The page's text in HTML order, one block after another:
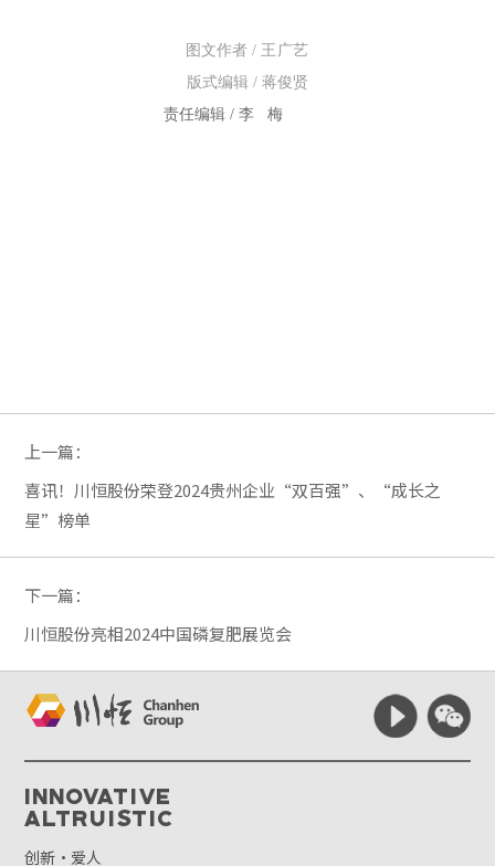
图文作者 / 王广艺
版式编辑 / 蒋俊贤
责任编辑 / 李 梅
上一篇：
喜讯！川恒股份荣登2024贵州企业“双百强”、“成长之
星”榜单
下一篇：
川恒股份亮相2024中国磷复肥展览会
Innovative
Altruistic
创新·爱人